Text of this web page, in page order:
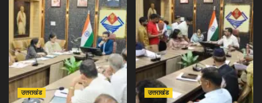
उत्तराखंड उत्तराखंड